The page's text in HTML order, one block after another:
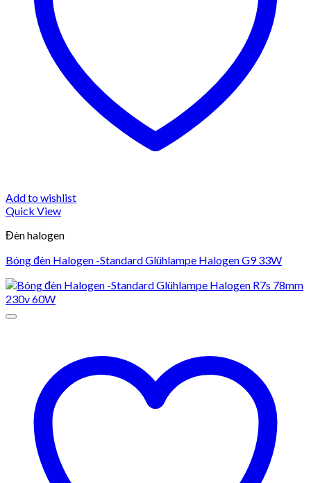
Add to wishlist
Quick View
Đèn halogen
Bóng đèn Halogen -Standard Glühlampe Halogen G9 33W